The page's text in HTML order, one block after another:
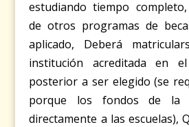
estudiando tiempo
de otros programas de
aplicado, Deberá
institución acreditada en
posterior a ser elegido (se
porque los fondos de la
directamente a las escuelas),